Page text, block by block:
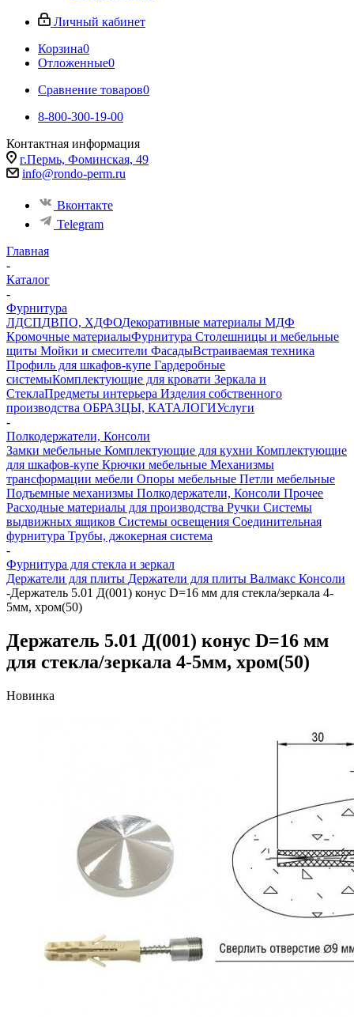
Личный кабинет
Корзина0
Отложенные0
Сравнение товаров0
8-800-300-19-00
Контактная информация
г.Пермь, Фоминская, 49
info@rondo-perm.ru
Вконтакте
Telegram
Главная
-
Каталог
-
Фурнитура
ЛДСПДВПО, ХДФОДекоративные материалы МДФ
Кромочные материалыФурнитура Столешницы и мебельные
щиты Мойки и смесители ФасадыВстраиваемая техника
Профиль для шкафов-купе Гардеробные
системыКомплектующие для кровати Зеркала и
СтеклаПредметы интерьера Изделия собственного
производства ОБРАЗЦЫ, КАТАЛОГИУслуги
-
Полкодержатели, Консоли
Замки мебельные Комплектующие для кухни Комплектующие
для шкафов-купе Крючки мебельные Механизмы
трансформации мебели Опоры мебельные Петли мебельные
Подъемные механизмы Полкодержатели, Консоли Прочее
Расходные материалы для производства Ручки Системы
выдвижных ящиков Системы освещения Соединительная
фурнитура Трубы, джокерная система
-
Фурнитура для стекла и зеркал
Держатели для плиты Держатели для плиты Валмакс Консоли
-Держатель 5.01 Д(001) конус D=16 мм для стекла/зеркала 4-
5мм, хром(50)
Держатель 5.01 Д(001) конус D=16 мм
для стекла/зеркала 4-5мм, хром(50)
Новинка